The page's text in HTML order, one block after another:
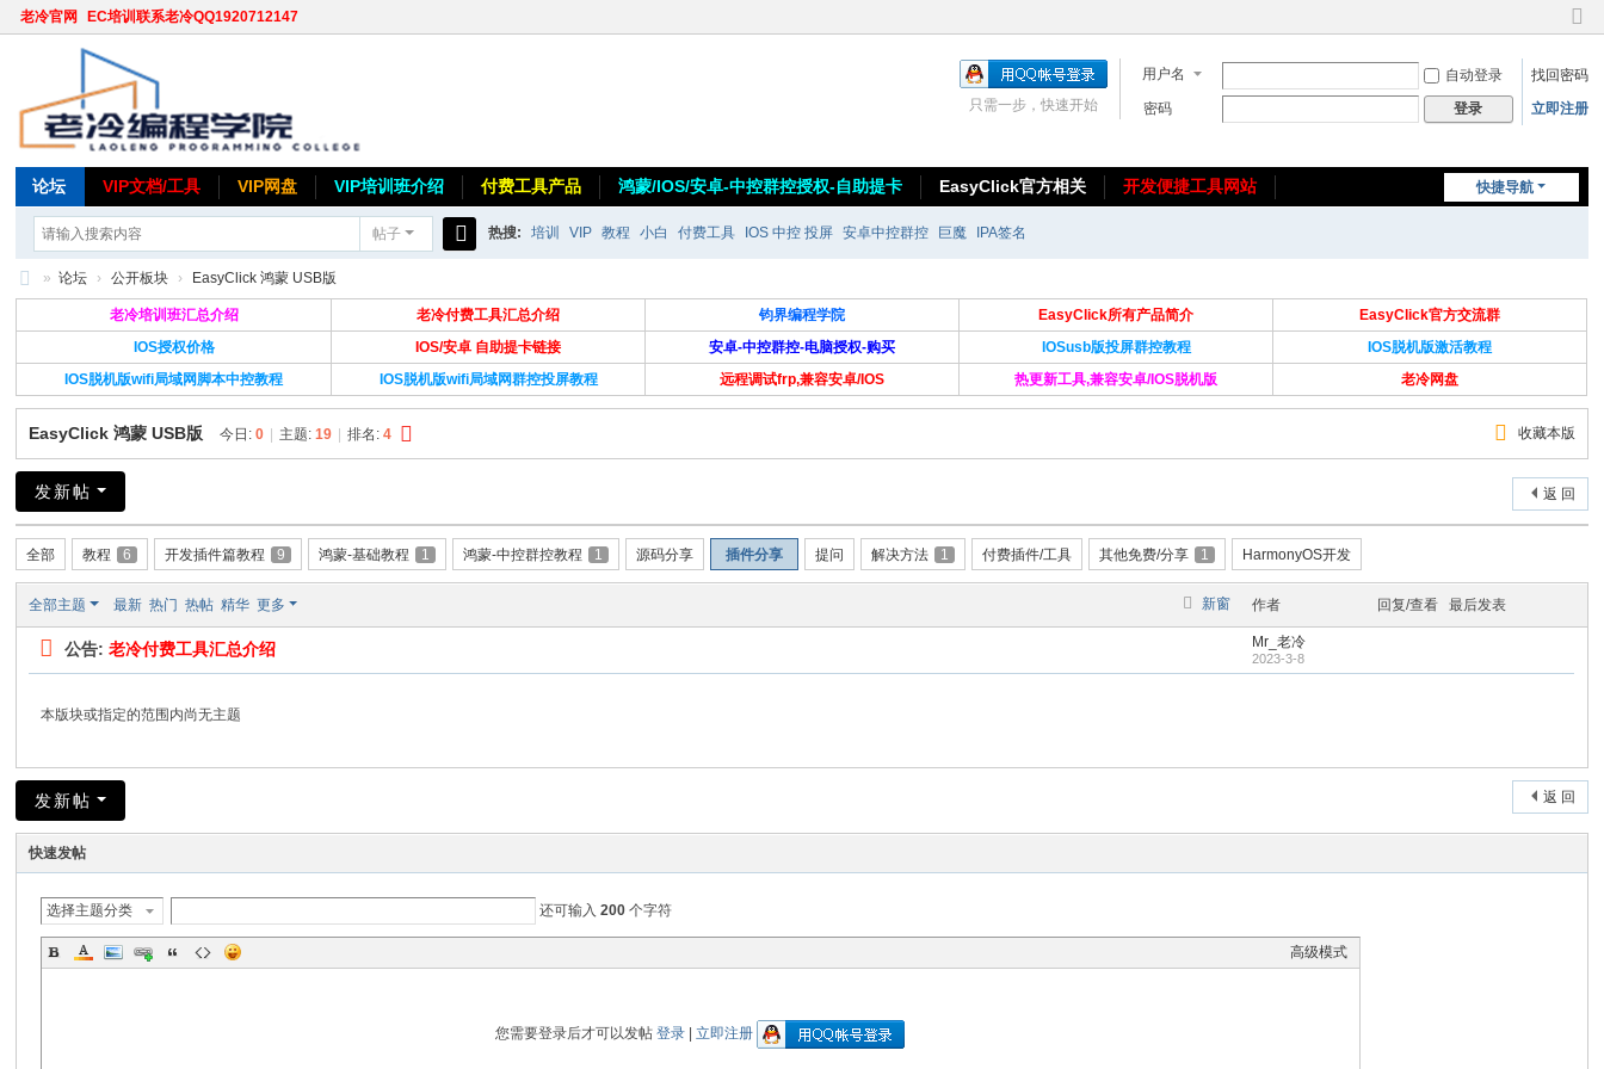
老冷官网 EC培训联系老冷QQ1920712147
切
到
窄
用户名 自动登录
找回密码
密码
登录 立即注册
只需一步，快速开始
快捷导航
论坛 VIP文档/工具 VIP网盘 VIP培训班介绍 付费工具产品 鸿蒙/IOS/安卓-中控群控授权-自助提卡 EasyClick官方相关
开发便捷工具网站
帖子
索
热搜: 培训 VIP 教程 小白 付费工具 IOS 中控 投屏 安卓中控群控 巨魔 IPA签名
» 论坛 › 公开板块 › EasyClick 鸿蒙 USB版
老冷培训班汇总介绍 老冷付费工具汇总介绍 钧界编程学院 EasyClick所有产品简介
EasyClick官方交流群
IOS授权价格
IOS/安卓 自助提卡链接 安卓-中控群控-电脑授权-购买 IOSusb版投屏群控教程
IOS脱机版激活教程
IOS脱机版wifi局域网脚本中控教程
IOS脱机版wifi局域网群控投屏教程 远程调试frp,兼容安卓/IOS 热更新工具,兼容安卓/IOS脱机版 老冷网盘
收藏本版
EasyClick 鸿蒙 USB版 今日:0 主题:19 排名:4
返 回
发新帖
全部 教程 6 开发插件篇教程 9 鸿蒙-基础教程 1 鸿蒙-中控群控教程 1 源码分享 插件分享 提问 解决方法 1 付费插件/工具 其他免费/分享 1 HarmonyOS开发
新窗
全部主题 最新 热门 热帖 精华 更多 作者 回复/查看 最后发表
公告:老冷付费工具汇总介绍 Mr_老冷
2023-3-8
本版块或指定的范围内尚无主题
返 回
发新帖
快速发帖
选择主题分类 还可输入200 个字符
高级模式
您需要登录后才可以发帖登录 |立即注册